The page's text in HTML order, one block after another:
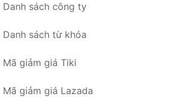
Danh sách công ty
Danh sách từ khóa
Mã giảm giá Tiki
Mã giảm giá Lazada